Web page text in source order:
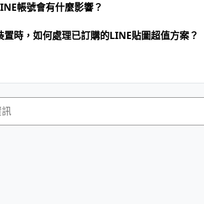
帳號會有什麼影響？
置時，如何處理已訂購的LINE貼圖超值方案？